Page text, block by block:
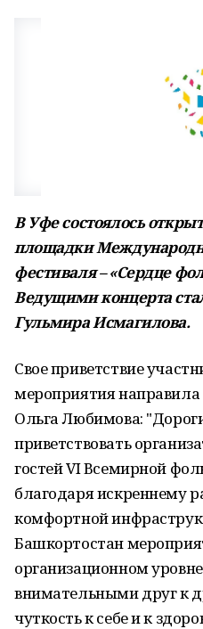
В Уфе состоялось
площадки
фестиваля – «Сердце
Ведущими концерта
Гульмира Исмагилова.
Свое приветствие
мероприятия
Ольга Любимова:
приветствовать
гостей VI Всемирной
благодаря искреннему
комфортной
Башкортостан
организационном
внимательными друг к
чуткость к себе и к